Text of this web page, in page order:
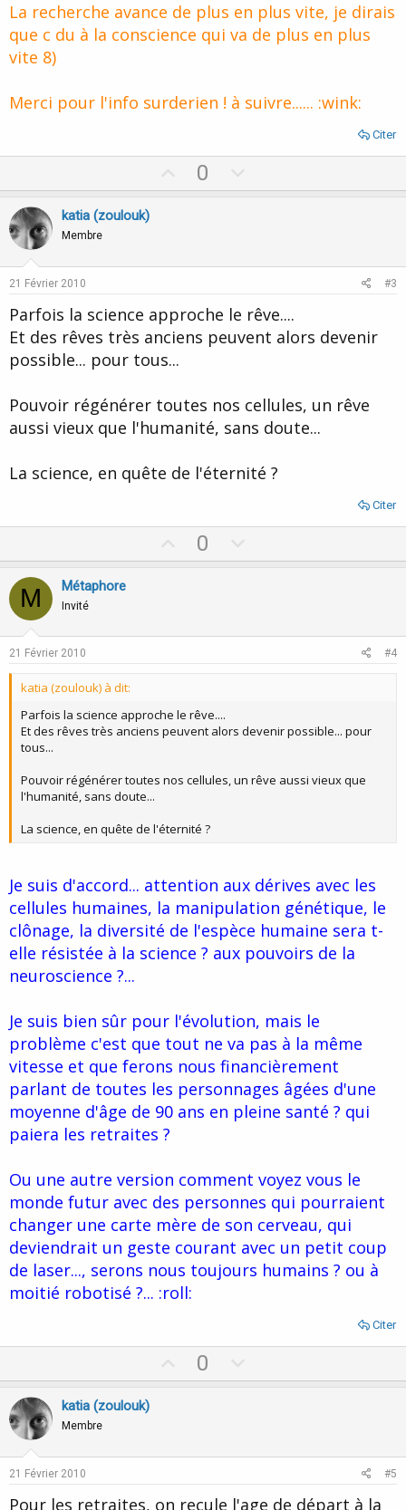
La recherche avance de plus en plus vite, je dirais
que c du à la conscience qui va de plus en plus
vite 8)
Merci pour l'info surderien ! à suivre...... :wink:
Citer
p
0
o
t
e
katia (zoulouk)
Membre
21 Février 2010 #3
Parfois la science approche le rêve....
Et des rêves très anciens peuvent alors devenir
possible... pour tous...
Pouvoir régénérer toutes nos cellules, un rêve
aussi vieux que l'humanité, sans doute...
La science, en quête de l'éternité ?
Citer
p
t
0
o
v
M Métaphore
Invité
21 Février 2010 #4
katia (zoulouk) à dit:
Parfois la science approche le rêve....
Et des rêves très anciens peuvent alors devenir possible... pour
tous...
Pouvoir régénérer toutes nos cellules, un rêve aussi vieux que
l'humanité, sans doute...
La science, en quête de l'éternité ?
Je suis d'accord... attention aux dérives avec les
cellules humaines, la manipulation génétique, le
clônage, la diversité de l'espèce humaine sera t-
elle résistée à la science ? aux pouvoirs de la
neuroscience ?...
Je suis bien sûr pour l'évolution, mais le
problème c'est que tout ne va pas à la même
vitesse et que ferons nous financièrement
parlant de toutes les personnages âgées d'une
moyenne d'âge de 90 ans en pleine santé ? qui
paiera les retraites ?
Ou une autre version comment voyez vous le
monde futur avec des personnes qui pourraient
changer une carte mère de son cerveau, qui
deviendrait un geste courant avec un petit coup
de laser..., serons nous toujours humains ? ou à
moitié robotisé ?... :roll:
Citer
p
0
o
katia (zoulouk)
Membre
21 Février 2010 #5
Pour les retraites, on recule l'age de départ à la